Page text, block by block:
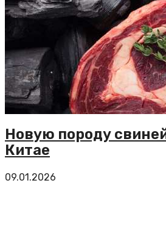
Новую породу
Китае
09.01.2026